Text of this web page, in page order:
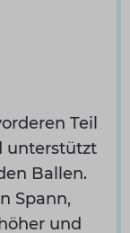
Teil
unterstützt
Ballen.
Spann,
und